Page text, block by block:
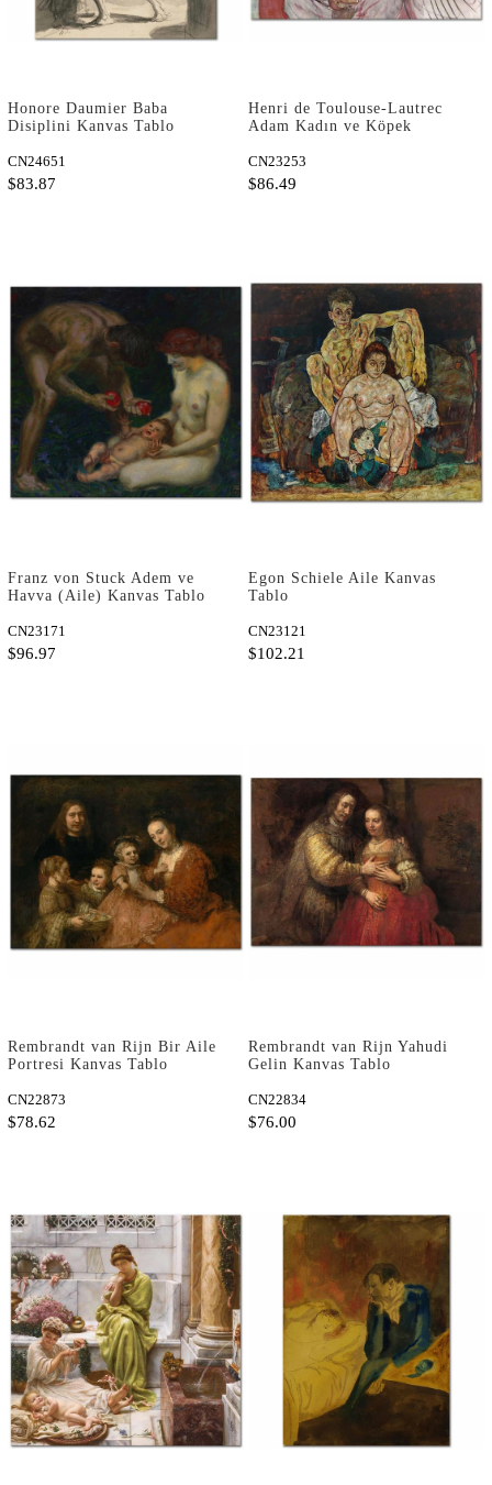
Honore Daumier Baba
Disiplini Kanvas Tablo
CN24651
$83.87
Henri de Toulouse-Lautrec
Adam Kadın ve Köpek
CN23253
$86.49
Franz von Stuck Adem ve
Havva (Aile) Kanvas Tablo
CN23171
$96.97
Egon Schiele Aile Kanvas
Tablo
CN23121
$102.21
Rembrandt van Rijn Bir Aile
Portresi Kanvas Tablo
CN22873
$78.62
Rembrandt van Rijn Yahudi
Gelin Kanvas Tablo
CN22834
$76.00